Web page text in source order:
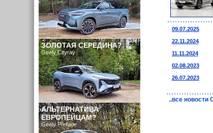
09.07.2025
22.11.2024
11.11.2024
02.08.2023
26.07.2023
..все новости
ЗОЛОТАЯ СЕРЕДИНА?
Geely Cityray
АЛЬТЕРНАТИВА
ЕВРОПЕЙЦАМ?
Geely Preface